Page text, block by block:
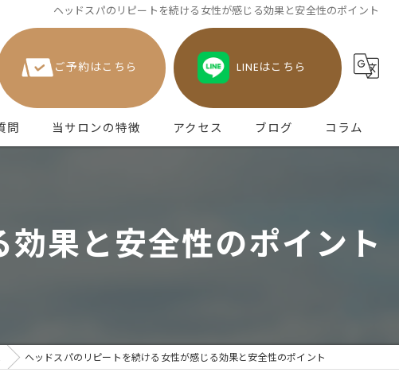
ヘッドスパのリピートを続ける女性が感じる効果と安全性のポイント
ご予約はこちら LINEはこちら
問 当サロンの特徴
眼精疲労
アクセス ブログ コラム
果と安全性のポイント
ヘッドスパのリピートを続ける女性が感じる効果と安全性のポイント